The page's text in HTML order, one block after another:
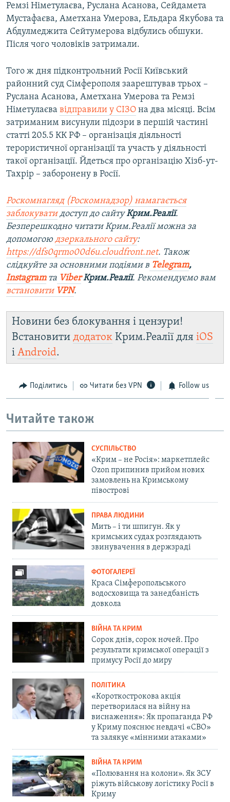
Ремзі Німетулаєва, Руслана Асанова, Сейдамета
Мустафаєва, Аметхана Умерова, Ельдара Якубова та
Абдулмеджита Сейтумерова відбулись обшуки.
Після чого чоловіків затримали.
Того ж дня підконтрольний Росії Київський
районний суд Сімферополя заарештував трьох –
Руслана Асанова, Аметхана Умерова та Ремзі
Німетулаєва відправили у СІЗО на два місяці. Всім
затриманим висунули підозри в першій частині
статті 205.5 КК РФ – організація діяльності
терористичної організації та участь у діяльності
такої організації. Йдеться про організацію Хізб-ут-
Тахрір – заборонену в Росії.
Роскомнагляд (Роскомнадзор) намагається
заблокуватидоступ до сайтуКрим.Реалії.
Безперешкодно читати Крим.Реалії можна за
допомогою дзеркального сайту:
https://dfs0qrmo00d6u.cloudfront.net. Також
слідкуйте за основними подіями в Telegram,
Instagramта ViberКрим.Реалії. Рекомендуємо вам
встановити VPN.
Новини без блокування і цензури!
Встановити додаток Крим.Реалії для iOS
і Android.
Поділитись Читати без VPN Follow us
Читайте також
СУСПІЛЬСТВО
«Крим – не Росія»: маркетплейс
Ozon припинив прийом нових
замовлень на Кримському
півострові
ПРАВА ЛЮДИНИ
Мить – і ти шпигун. Як у
кримських судах розглядають
звинувачення в держзраді
ФОТОГАЛЕРЕЇ
Краса Сімферопольського
водосховища та занедбаність
довкола
ВІЙНА ТА КРИМ
Сорок днів, сорок ночей. Про
результати кримської операції з
примусу Росії до миру
ПОЛІТИКА
«Короткострокова акція
перетворилася на війну на
виснаження»: Як пропаганда РФ
у Криму пояснює невдачі «СВО»
та залякує «мінними атаками»
ВІЙНА ТА КРИМ
«Полювання на колони». Як ЗСУ
ріжуть військову логістику Росії в
Криму